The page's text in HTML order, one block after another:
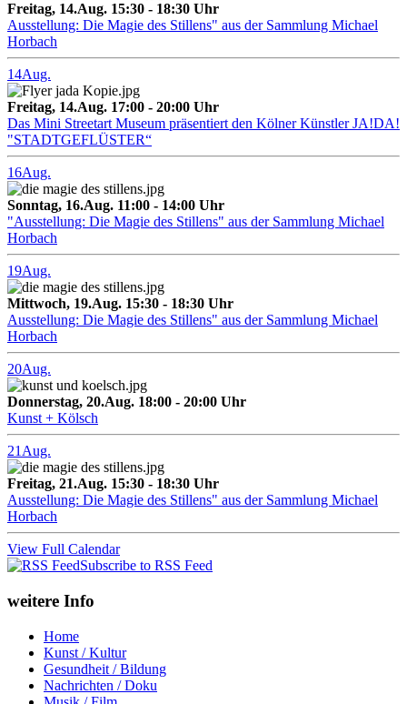
Freitag, 14.Aug. 15:30 - 18:30 Uhr
Ausstellung: Die Magie des Stillens" aus der Sammlung Michael
Horbach
14Aug.
Freitag, 14.Aug. 17:00 - 20:00 Uhr
Das Mini Streetart Museum präsentiert den Kölner Künstler JA!DA!
"STADTGEFLÜSTER“
16Aug.
Sonntag, 16.Aug. 11:00 - 14:00 Uhr
"Ausstellung: Die Magie des Stillens" aus der Sammlung Michael
Horbach
19Aug.
Mittwoch, 19.Aug. 15:30 - 18:30 Uhr
Ausstellung: Die Magie des Stillens" aus der Sammlung Michael
Horbach
20Aug.
Donnerstag, 20.Aug. 18:00 - 20:00 Uhr
Kunst + Kölsch
21 Aug.
Freitag, 21.Aug. 15:30 - 18:30 Uhr
Ausstellung: Die Magie des Stillens" aus der Sammlung Michael
Horbach
View Full Calendar
Subscribe to RSS Feed
weitere Info
Home
Kunst / Kultur
Gesundheit / Bildung
Nachrichten / Doku